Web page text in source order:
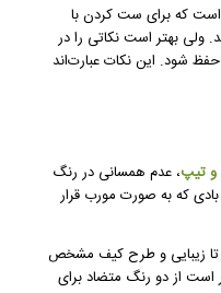
که برای ست کردن با
ولی بهتر است نکاتی را در
حفظ شود. این نکات عبارت‌اند
تیپ، عدم همسانی در رنگ
که به صورت مورب قرار
زیبایی و طرح کیف مشخص
است از دو رنگ متضاد برای